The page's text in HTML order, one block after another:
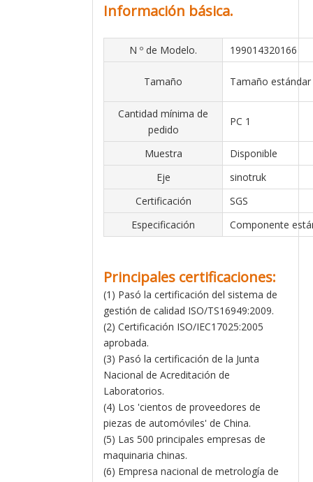
Información básica.
N º de Modelo. 199014320166
Tamaño Tamaño estándar
Cantidad mínima de
pedido
PC 1
Muestra
Disponible
Eje
sinotruk
Certificación
SGS
Especificación
Componente
Principales certificaciones:
(1) Pasó la certificación del sistema de
gestión de calidad ISO/TS16949:2009.
(2) Certificación ISO/IEC17025:2005
aprobada.
(3) Pasó la certificación de la Junta
Nacional de Acreditación de
Laboratorios.
(4) Los 'cientos de proveedores de
piezas de automóviles' de China.
(5) Las 500 principales empresas de
maquinaria chinas.
(6) Empresa nacional de metrología de